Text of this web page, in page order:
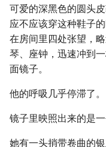
可爱的深黑色的圆头
应不应该穿这种鞋子
在房间里四处张望，
琴、座钟，迅速冲到
面镜子。
他的呼吸几乎停滞了。
镜子里映照出来的是
她有一头捎带卷曲的